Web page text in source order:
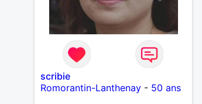
scribie
Romorantin-Lanthenay- 50 ans